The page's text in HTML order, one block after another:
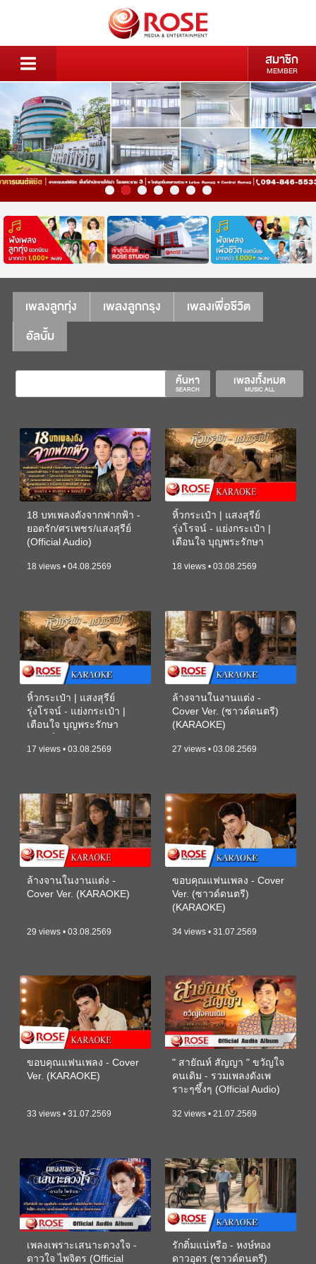
สมาชิก
MEMBER
เพลงลูกทุ่ง เพลงลูกกรุง
เพลงเพื่อชีวิต
อัลบั้ม
เพลงทั้งหมด
MUSIC ALL
ค้นหา
SEARCH
18 บทเพลงดังจากฟากฟ้า -
ยอดรัก/ศรเพชร/แสงสุรีย์
(Official Audio)
18 views • 04.08.2569
หิ้วกระเป๋า | แสงสุรีย์
รุ่งโรจน์ - แย่งกระเป๋า |
เตือนใจ บุญพระรักษา
18 views • 03.08.2569
หิ้วกระเป๋า | แสงสุรีย์
รุ่งโรจน์ - แย่งกระเป๋า |
เตือนใจ บุญพระรักษา
17 views • 03.08.2569
ล้างจานในงานแต่ง -
Cover Ver. (ซาวด์ดนตรี)
(KARAOKE)
27 views • 03.08.2569
ล้างจานในงานแต่ง -
Cover Ver. (KARAOKE)
29 views • 03.08.2569
ขอบคุณแฟนเพลง - Cover
Ver. (ซาวด์ดนตรี)
(KARAOKE)
34 views • 31.07.2569
ขอบคุณแฟนเพลง - Cover
Ver. (KARAOKE)
33 views • 31.07.2569
" สายัณห์ สัญญา " ขวัญใจ
คนเดิม - รวมเพลงดังเพ
ราะๆซึ้งๆ (Official Audio)
32 views • 21.07.2569
เพลงเพราะเสนาะดวงใจ -
ดาวใจ ไพจิตร (Official
รักติ๋มแน่หรือ - หงษ์ทอง
ดาวอุดร (ซาวด์ดนตรี)